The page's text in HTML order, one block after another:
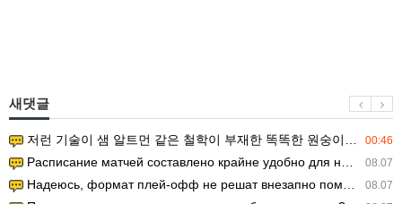
새댓글
00:46
저런 기술이 샘 알트먼 같은 철학이 부재한 똑똑한 원숭이에게 있다는게 문제.
08.07
Расписание матчей составлено крайне удобно для нашего часово…
08.07
Надеюсь, формат плей-офф не решат внезапно поменять. https:/…